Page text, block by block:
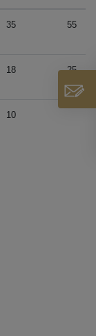
35 55
18 25
10